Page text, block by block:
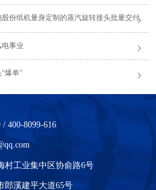
份纸机量身定制的蒸汽旋转接头批量交付
电事业
爆单”
/ 400-8099-616
村工业集中区协俞路6号
郎溪建平大道65号